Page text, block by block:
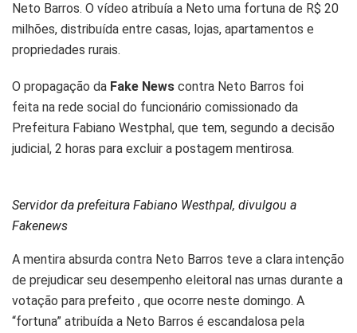
Neto Barros. O vídeo atribuía a Neto uma fortuna de R$ 20
milhões, distribuída entre casas, lojas, apartamentos e
propriedades rurais.
O propagação da Fake News contra Neto Barros foi
feita na rede social do funcionário comissionado da
Prefeitura Fabiano Westphal, que tem, segundo a decisão
judicial, 2 horas para excluir a postagem mentirosa.
Servidor da prefeitura Fabiano Westhpal, divulgou a
Fakenews
A mentira absurda contra Neto Barros teve a clara intenção
de prejudicar seu desempenho eleitoral nas urnas durante a
votação para prefeito , que ocorre neste domingo. A
“fortuna” atribuída a Neto Barros é escandalosa pela